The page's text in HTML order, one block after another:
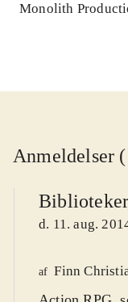
Monolith
Anmeldelser
d. 11. aug.
af Finn